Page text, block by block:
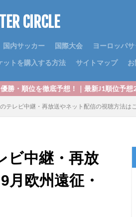
CIRCLE
国内サッカー 国際大会 ヨーロッパ
ットを購入する方法 サイトマップ
！｜最新J1順位予想2024！優勝争い・
テレビ中継・再放送やネット配信の視聴方法は
ビ中継・再放
欧州遠征・